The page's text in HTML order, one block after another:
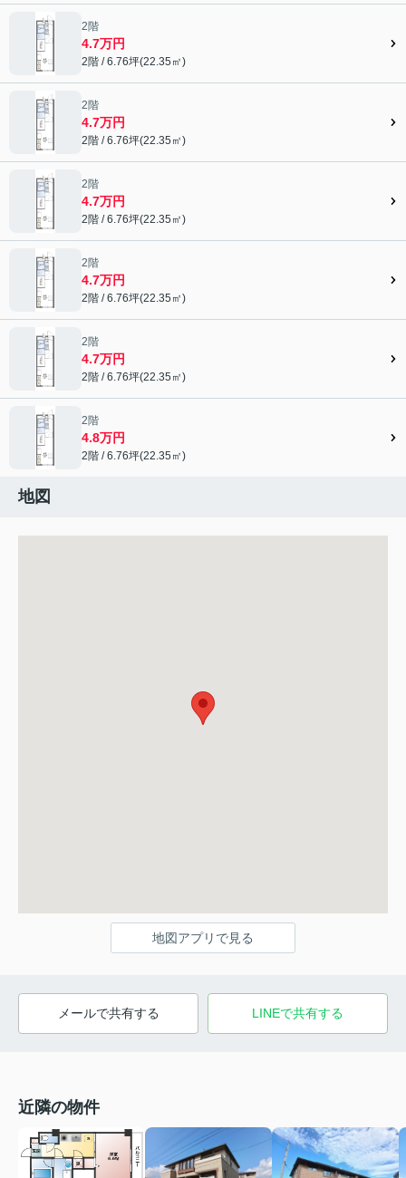
2階
4.7万円
2階 / 6.76坪(22.35㎡)
2階
4.7万円
2階 / 6.76坪(22.35㎡)
2階
4.7万円
2階 / 6.76坪(22.35㎡)
2階
4.7万円
2階 / 6.76坪(22.35㎡)
2階
4.7万円
2階 / 6.76坪(22.35㎡)
2階
4.8万円
2階 / 6.76坪(22.35㎡)
地図
地図アプリで見る
メールで共有する LINEで共有する
近隣の物件